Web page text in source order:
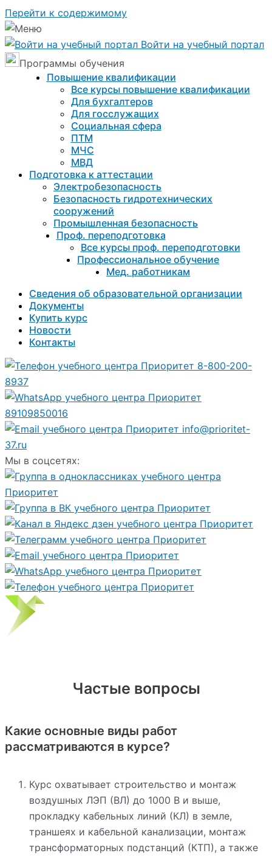
Перейти к содержимому
Войти на учебный портал
Программы обучения
Повышение квалификации
Все курсы повышение квалификации
Для бухгалтеров
Для госслужащих
Социальная сфера
ПТМ
МЧС
МВД
Подготовка к aттестации
Электробезопасность
Безопасность гидротехнических
сооружений
Промышленная безопасность
Проф. переподготовка
Все курсы проф. переподготовки
Профессиональное обучение
Мед. работникам
Сведения об образовательной организации
Документы
Купить курс
Новости
Контакты
8-800-200-
8937
89109850016
info@prioritet-
37.ru
Мы в соцсетях:
Частые вопросы
Какие основные виды работ
рассматриваются в курсе?
Курс охватывает строительство и монтаж
воздушных ЛЭП (ВЛ) до 1000 В и выше,
прокладку кабельных линий (КЛ) в земле,
траншеях и кабельной канализации, монтаж
трансформаторных подстанций (КТП), а также